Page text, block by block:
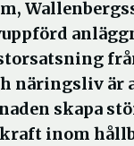
näringsliv är
skapa
inom